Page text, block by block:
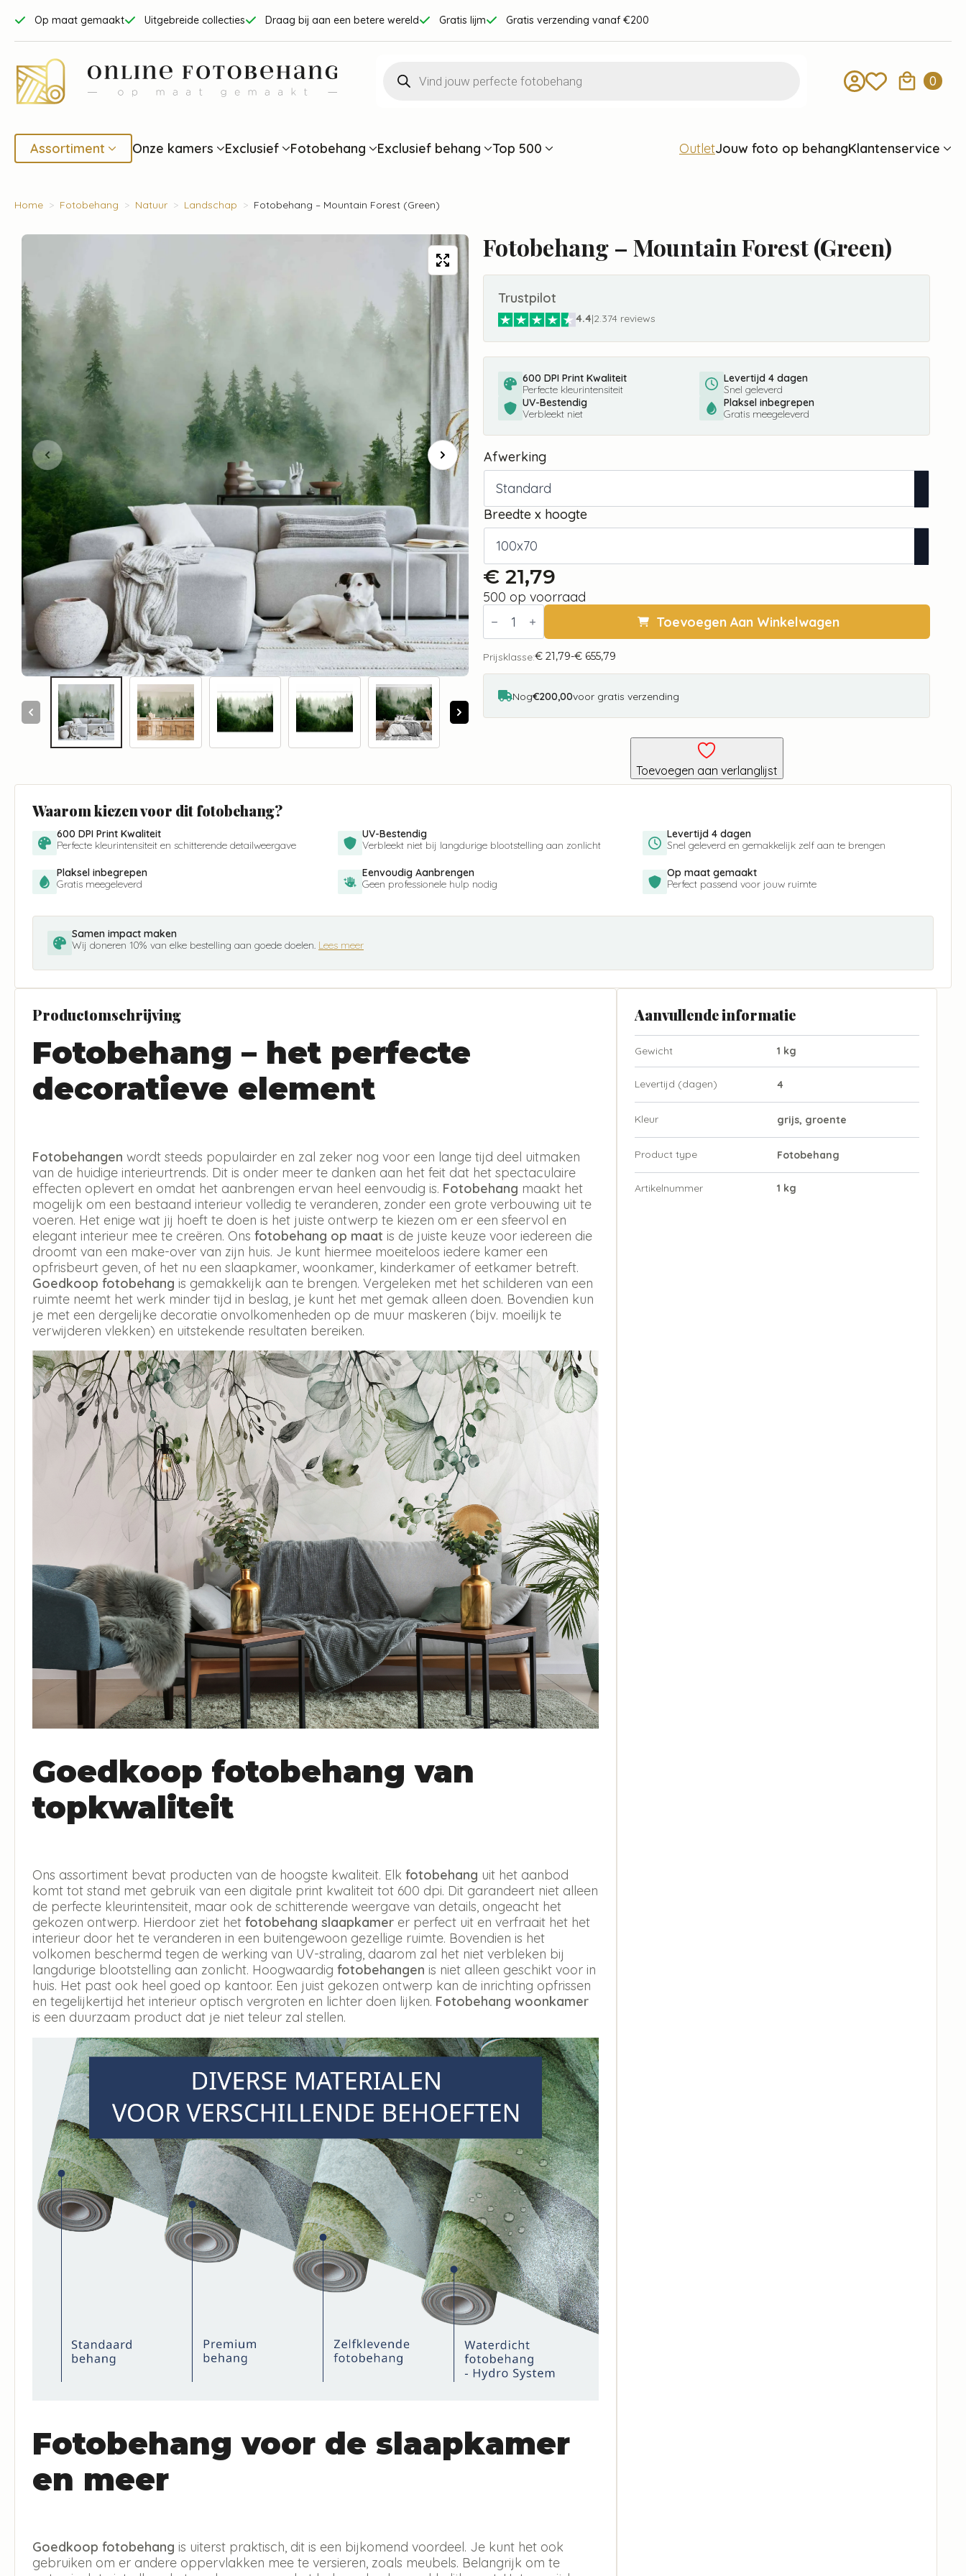
Op maat gemaakt Uitgebreide collecties Draag bij aan een betere wereld Gratis lijm Gratis verzending vanaf €200
zoeken
0
Assortiment Onze kamers Exclusief Fotobehang Exclusief behang Top 500 OutletJouw foto op behangKlantenservice
Home Fotobehang Natuur Landschap Fotobehang – Mountain Forest (Green)
Fotobehang – Mountain Forest (Green)
Trustpilot
4.4|2.374 reviews
600 DPI Print Kwaliteit
Perfecte kleurintensiteit
UV-Bestendig
Verbleekt niet
Levertijd 4 dagen
Snel geleverd
Plaksel inbegrepen
Gratis meegeleverd
Afwerking
Breedte x hoogte
€ 21,79
500 op voorraad
Fotobehang
Mountain
(Green)
aantal
Toevoegen Aan Winkelwagen
Prijsklasse:€ 21,79-€ 655,79
Prijsklasse:
€ 21,79
€ 655,79
Nog€200,00voor gratis verzending
Toevoegen aan verlanglijst
Waarom kiezen voor dit fotobehang?
600 DPI Print Kwaliteit
Perfecte kleurintensiteit en schitterende detailweergave
UV-Bestendig
Verbleekt niet bij langdurige blootstelling aan zonlicht
Levertijd 4 dagen
Snel geleverd en gemakkelijk zelf aan te brengen
Plaksel inbegrepen
Gratis meegeleverd
Eenvoudig Aanbrengen
Geen professionele hulp nodig
Op maat gemaakt
Perfect passend voor jouw ruimte
Samen impact maken
Wij doneren 10% van elke bestelling aan goede doelen. Lees meer
Productomschrijving
Fotobehang – het perfecte
decoratieve element
Fotobehangen wordt steeds populairder en zal zeker nog voor een lange tijd deel uitmaken
van de huidige interieurtrends. Dit is onder meer te danken aan het feit dat het spectaculaire
effecten oplevert en omdat het aanbrengen ervan heel eenvoudig is. Fotobehang maakt het
mogelijk om een bestaand interieur volledig te veranderen, zonder een grote verbouwing uit te
voeren. Het enige wat jij hoeft te doen is het juiste ontwerp te kiezen om er een sfeervol en
elegant interieur mee te creëren. Ons fotobehang op maat is de juiste keuze voor iedereen die
droomt van een make-over van zijn huis. Je kunt hiermee moeiteloos iedere kamer een
opfrisbeurt geven, of het nu een slaapkamer, woonkamer, kinderkamer of eetkamer betreft.
Goedkoop fotobehang is gemakkelijk aan te brengen. Vergeleken met het schilderen van een
ruimte neemt het werk minder tijd in beslag, je kunt het met gemak alleen doen. Bovendien kun
je met een dergelijke decoratie onvolkomenheden op de muur maskeren (bijv. moeilijk te
verwijderen vlekken) en uitstekende resultaten bereiken.
Goedkoop fotobehang van
topkwaliteit
Ons assortiment bevat producten van de hoogste kwaliteit. Elk fotobehang uit het aanbod
komt tot stand met gebruik van een digitale print kwaliteit tot 600 dpi. Dit garandeert niet alleen
de perfecte kleurintensiteit, maar ook de schitterende weergave van details, ongeacht het
gekozen ontwerp. Hierdoor ziet het fotobehang slaapkamer er perfect uit en verfraait het het
interieur door het te veranderen in een buitengewoon gezellige ruimte. Bovendien is het
volkomen beschermd tegen de werking van UV-straling, daarom zal het niet verbleken bij
langdurige blootstelling aan zonlicht. Hoogwaardig fotobehangen is niet alleen geschikt voor in
huis. Het past ook heel goed op kantoor. Een juist gekozen ontwerp kan de inrichting opfrissen
en tegelijkertijd het interieur optisch vergroten en lichter doen lijken. Fotobehang woonkamer
is een duurzaam product dat je niet teleur zal stellen.
Fotobehang voor de slaapkamer
en meer
Goedkoop fotobehang is uiterst praktisch, dit is een bijkomend voordeel. Je kunt het ook
gebruiken om er andere oppervlakken mee te versieren, zoals meubels. Belangrijk om te
Aanvullende informatie
Gewicht 1 kg
Levertijd (dagen) 4
Kleur grijs, groente
Product type Fotobehang
Artikelnummer 1 kg